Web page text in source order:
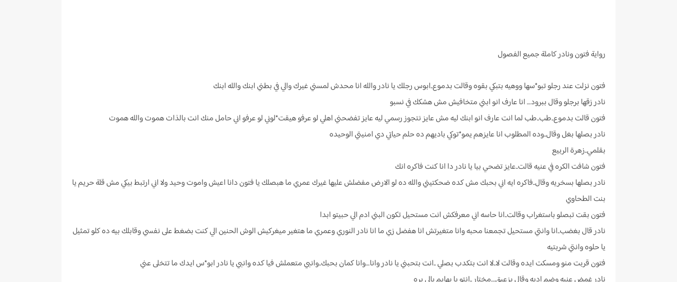
روايةفتون ونادر كاملة جميع الفصول
فتون نزلت عند رجلو تبو*سها ووهيه بتبكي بقوه وقالت بدموع..ابوس رجلك يا نادر والله انا محدش لمسني غيرك والي في بطني ابنك والله ابنك
نادر زقها برجلو وقال ببرود… انا عارف انو ابني متخافيش مش هشكك في نسبو
فتون قالت بدموع..طب..طب لما انت عارف انو ابنك ليه مش عايز نتجوز رسمي ليه عايز تفضحني اهلي لو عرفو هيقت*لوني لو عرفو اني حامل منك انت بالذات هموت والله هموت
نادر بصلها بغل وقال..وده المطلوب انا عايزهم يمو*توكي باديهم ده حلم حياتي دي امنيتي الوحيده
بقلمي..زهرة الربيع
فتون شافت الكره في عنيه قالت..عايز تضحي بيا يا نادر دا انا كنت فاكره انك
نادر بصلها بسخريه وقال..فاكره ايه اني بحبك مش كده ضحكتيني والله ده لو الارض مفضلش عليها غيرك عمري ما هبصلك يا فتون دانا اعيش واموت وحيد ولا اني ارتبط بيكي مش قلة حريم يا
بنت الطحاوي
فتون بقت تبصلو باستغراب وقالت..انا حاسه اني معرفكش انت مستحيل تكون البني ادم الي حبيتو ابدا
نادر قال بغضب..انا وانتي مستحيل تجمعنا محبه وانا متغيرتش انا هفضل زي ما انا نادر النوري وعمري ما هتغير ميغركيش الوش الحنين الي كنت بضغط على نفسي وقابلك بيه ده كلو تمثيل
يا حلوه وانتي شربتيه
فتون قربت منو ومسكت ايده وقالت لا..لا انت بتكدب بصلي ..انت بتحبني يا نادر وانا…وانا كمان بحبك..وانبي متعملش فيا كده وانبي يا نادر ابو*س ايدك ما تتخلى عني